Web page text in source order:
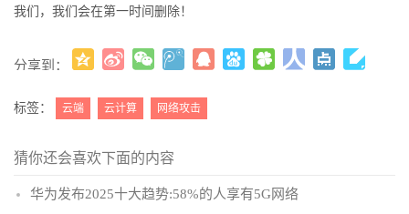
我们，我们会在第一时间删除！
分享到：
标签： 云端 云计算 网络攻击
猜你还会喜欢下面的内容
华为发布2025十大趋势:58%的人享有5G网络